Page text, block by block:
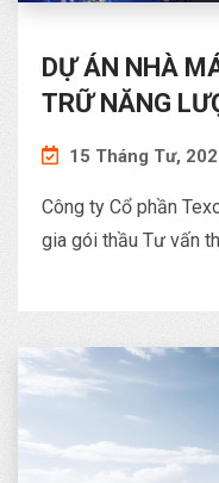
DỰ ÁN NHÀ
TRỮ NĂNG
15 Tháng Tư,
Công ty Cổ phần
gia gói thầu Tư vấn